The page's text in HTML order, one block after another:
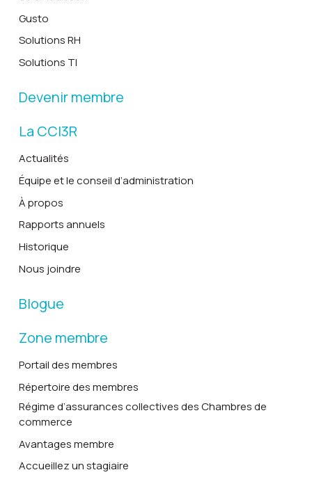
Gusto
Solutions RH
Solutions TI
Devenir membre
La CCI3R
Actualités
Équipe et le conseil d’administration
À propos
Rapports annuels
Historique
Nous joindre
Blogue
Zone membre
Portail des membres
Répertoire des membres
Régime d’assurances collectives des Chambres de
commerce
Avantages membre
Accueillez un stagiaire